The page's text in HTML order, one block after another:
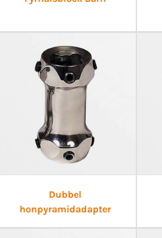
Dubbel
honpyramidadapter